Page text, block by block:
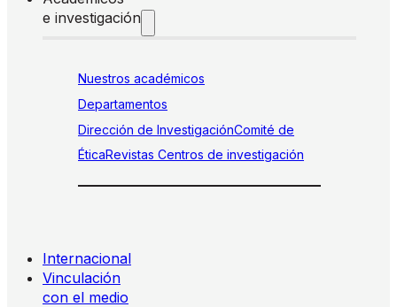
e investigación
Nuestros académicos
Departamentos
Dirección de InvestigaciónComité de
ÉticaRevistas Centros de investigación
Internacional
Vinculación
con el medio